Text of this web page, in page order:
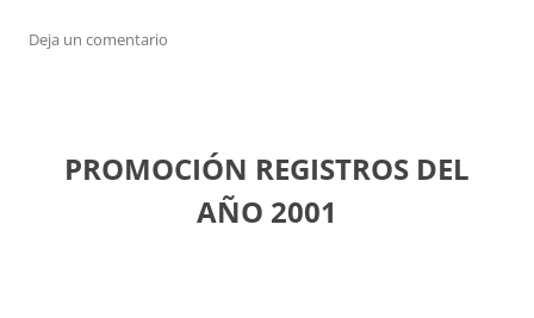
Deja un comentario
PROMOCIÓN REGISTROS DEL
AÑO 2001